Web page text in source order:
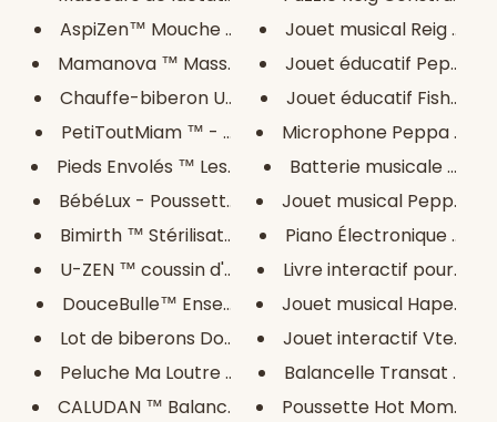
AspiZen™ Mouche bébé électriqu...
Mamanova ™ Masseur de Lactatio...
Chauffe-biberon USB
PetiToutMiam ™ - Coffret repas...
Pieds Envolés ™ Les chaussures...
BébéLux - Poussette 3 en 1
Bimirth ™ Stérilisateur de Bib...
U-ZEN ™ coussin d'allaitement...
DouceBulle™ Ensemble de bain
Lot de biberons Dodie Newborn
Peluche Ma Loutre Câlins
CALUDAN ™ Balancelle électriqu...
Jouet musical Reig
Jouet éducatif Peppa
Jouet éducatif Fisher
Microphone Peppa Pig
Batterie musicale
Jouet musical Peppa Pig
Piano Électronique
Livre interactif pour
Jouet musical Hape
Jouet interactif Vtech
Balancelle Transat
Poussette Hot Mom 2 en